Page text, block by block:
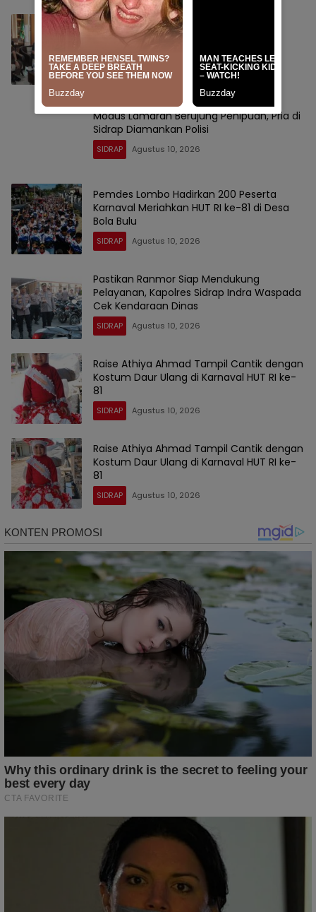
Pererat Sinergitas, Kapolres Sidrap
SIDRAP Agustus 10, 2026
Modus Lamaran Berujung Penipuan, Pria di
Sidrap Diamankan Polisi
SIDRAP Agustus 10, 2026
Pemdes Lombo Hadirkan 200 Peserta
Karnaval Meriahkan HUT RI ke-81 di Desa
Bola Bulu
SIDRAP Agustus 10, 2026
Pastikan Ranmor Siap Mendukung
Pelayanan, Kapolres Sidrap Indra Waspada
Cek Kendaraan Dinas
SIDRAP Agustus 10, 2026
Raise Athiya Ahmad Tampil Cantik dengan
Kostum Daur Ulang di Karnaval HUT RI ke-
81
SIDRAP Agustus 10, 2026
Raise Athiya Ahmad Tampil Cantik dengan
Kostum Daur Ulang di Karnaval HUT RI ke-
81
SIDRAP Agustus 10, 2026